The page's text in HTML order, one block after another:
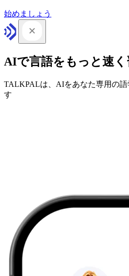
始めましょう
AIで言語をもっと速く
TALKPALは、AIをあなた専用の語
す